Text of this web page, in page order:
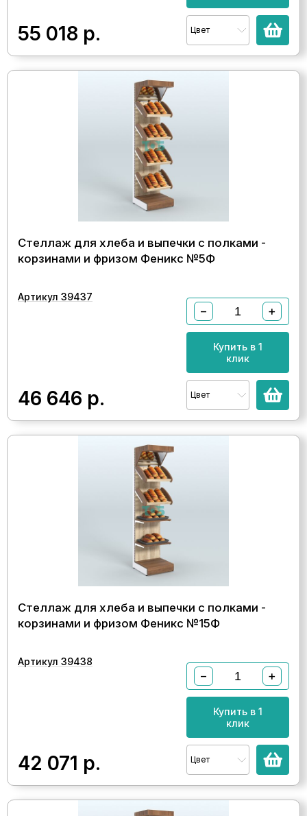
55 018 р. Цвет
Стеллаж для хлеба и выпечки с полками -
корзинами и фризом Феникс №5Ф
Артикул 39437
46 646 р.
− +
Купить в 1
клик
Цвет
Стеллаж для хлеба и выпечки с полками -
корзинами и фризом Феникс №15Ф
Артикул 39438
42 071 р.
− +
Купить в 1
клик
Цвет